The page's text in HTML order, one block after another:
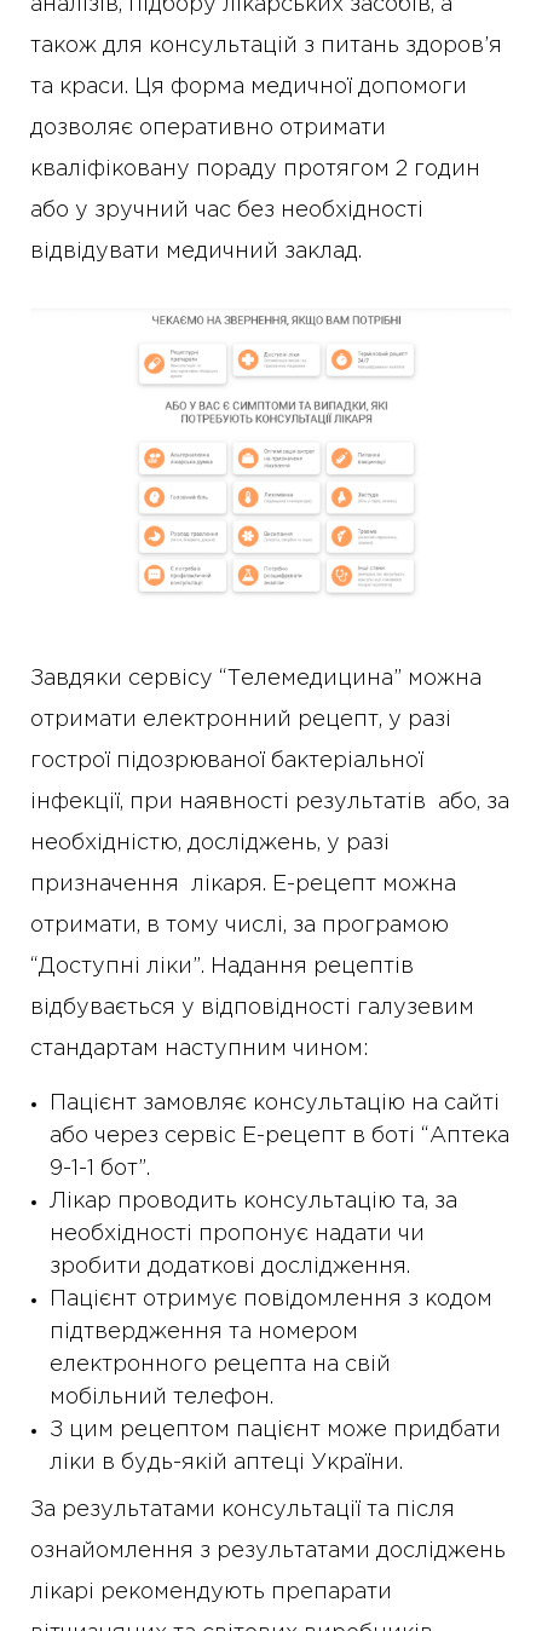
аналізів, підбору лікарських засобів, а
також для консультацій з питань здоров’я
та краси. Ця форма медичної допомоги
дозволяє оперативно отримати
кваліфіковану пораду протягом 2 годин
або у зручний час без необхідності
відвідувати медичний заклад.
Завдяки сервісу “Телемедицина” можна
отримати електронний рецепт, у разі
гострої підозрюваної бактеріальної
інфекції, при наявності результатів або, за
необхідністю, досліджень, у разі
призначення лікаря. Е-рецепт можна
отримати, в тому числі, за програмою
“Доступні ліки”. Надання рецептів
відбувається у відповідності галузевим
стандартам наступним чином:
Пацієнт замовляє консультацію на сайті
або через сервіс Е-рецепт в боті “Аптека
9-1-1 бот”.
Лікар проводить консультацію та, за
необхідності пропонує надати чи
зробити додаткові дослідження.
Пацієнт отримує повідомлення з кодом
підтвердження та номером
електронного рецепта на свій
мобільний телефон.
З цим рецептом пацієнт може придбати
ліки в будь-якій аптеці України.
За результатами консультації та після
ознайомлення з результатами досліджень
лікарі рекомендують препарати